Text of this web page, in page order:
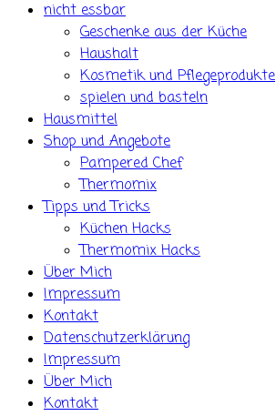
nicht essbar
Geschenke aus der Küche
Haushalt
Kosmetik und Pflegeprodukte
spielen und basteln
Hausmittel
Shop und Angebote
Pampered Chef
Thermomix
Tipps und Tricks
Küchen Hacks
Thermomix Hacks
Über Mich
Impressum
Kontakt
Datenschutzerklärung
Impressum
Über Mich
Kontakt